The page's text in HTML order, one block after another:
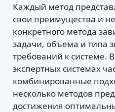
Каждый метод
свои преимущества и
конкретного метода
задачи, объема и типа
требований к системе.
экспертных системах
комбинированные
несколько методов
достижения